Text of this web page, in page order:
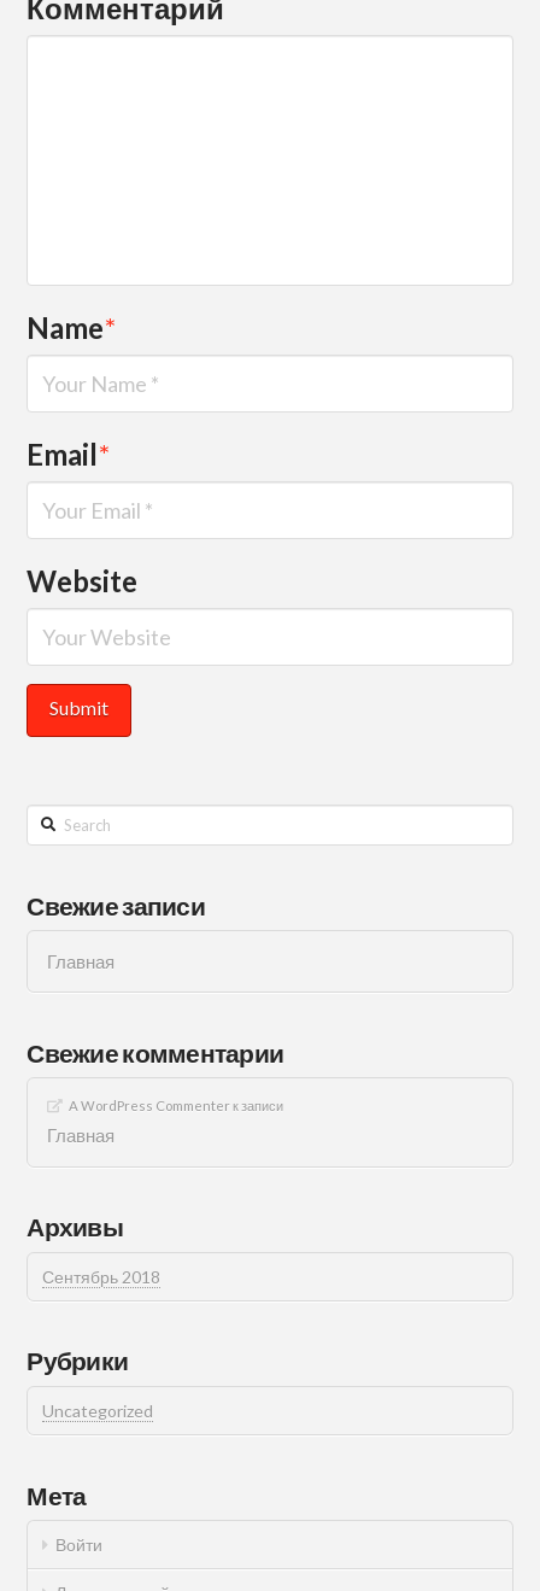
Комментарий
Name*
Email*
Website
Search
Свежие записи
Главная
Свежие комментарии
A WordPress Commenterк записи
Главная
Архивы
Сентябрь 2018
Рубрики
Uncategorized
Мета
Войти